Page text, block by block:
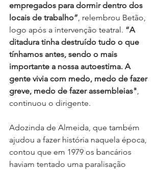
empregados para dormir dentro dos
locais de trabalho”, relembrou Betão,
logo após a intervenção teatral. “A
ditadura tinha destruído tudo o que
tínhamos antes, sendo o mais
importante a nossa autoestima. A
gente vivia com medo, medo de fazer
greve, medo de fazer assembleias",
continuou o dirigente.
Adozinda de Almeida, que também
ajudou a fazer história naquela época,
contou que em 1979 os bancários
haviam tentado uma paralisação